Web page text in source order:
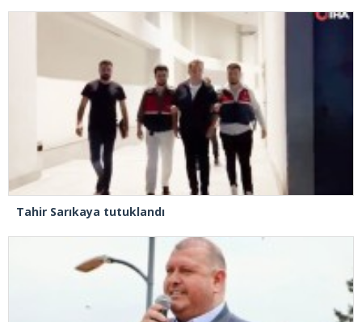
Tahir Sarıkaya tutuklandı